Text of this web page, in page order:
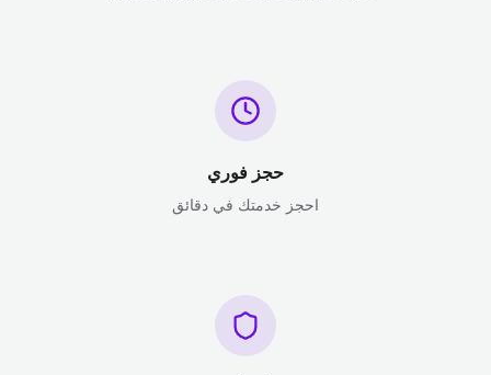
حجز فوري
احجز خدمتك في دقائق